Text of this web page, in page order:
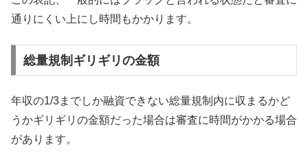
通りにくい上にし時間もかかります。
総量規制ギリギリの金額
年収の1/3までしか融資できない総量規制内に収まるかど
うかギリギリの金額だった場合は審査に時間がかかる場合
があります。